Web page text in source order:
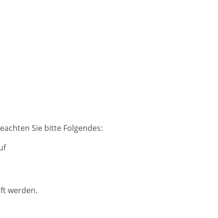
Sie bitte Folgendes:
werden.